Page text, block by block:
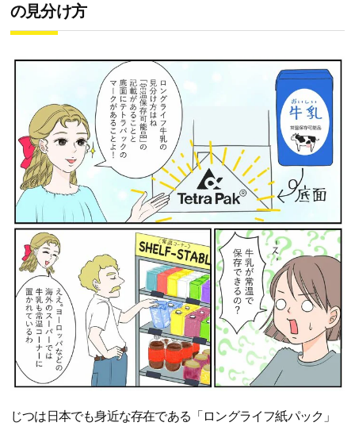
の見分け方
じつは日本でも身近な存在である「ロングライフ紙パック」